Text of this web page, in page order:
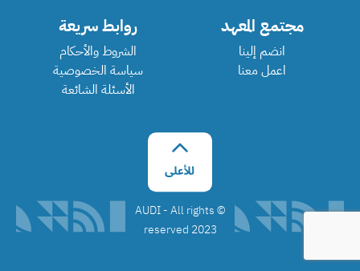
مجتمع المعهد
انضم إلينا
اعمل معنا
روابط سريعة
الشروط والأحكام
سياسة الخصوصية
الأسئلة الشائعة
©️ AUDI - All rights
reserved 2023